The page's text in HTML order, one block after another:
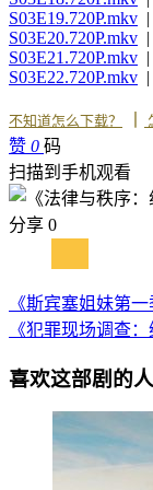
S03E19.720P.mkv |
S03E20.720P.mkv |
S03E21.720P.mkv |
S03E22.720P.mkv |
不知道怎么下载？
赞 0 码
扫描到手机观看
分享 0
《斯宾塞姐妹第一
《犯罪现场调查
喜欢这部剧的人